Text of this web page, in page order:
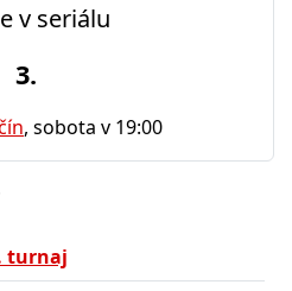
v seriálu
3.
, sobota v 19:00
turnaj